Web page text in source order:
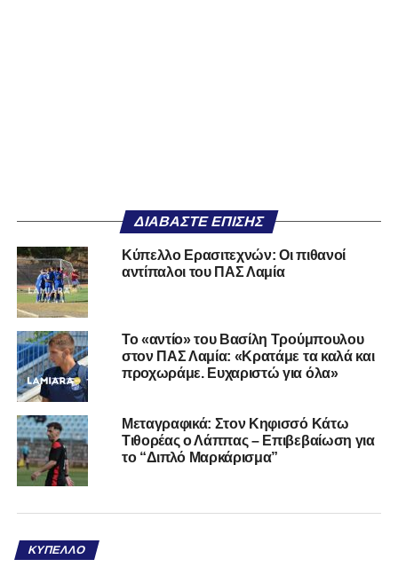
ΔΙΑΒΆΣΤΕ ΕΠΊΣΗΣ
Κύπελλο Ερασιτεχνών: Οι πιθανοί
αντίπαλοι του ΠΑΣ Λαμία
Το «αντίο» του Βασίλη Τρούμπουλου
στον ΠΑΣ Λαμία: «Κρατάμε τα καλά και
προχωράμε. Ευχαριστώ για όλα»
Μεταγραφικά: Στον Κηφισσό Κάτω
Τιθορέας ο Λάππας – Επιβεβαίωση για
το “Διπλό Μαρκάρισμα”
ΚΎΠΕΛΛΟ